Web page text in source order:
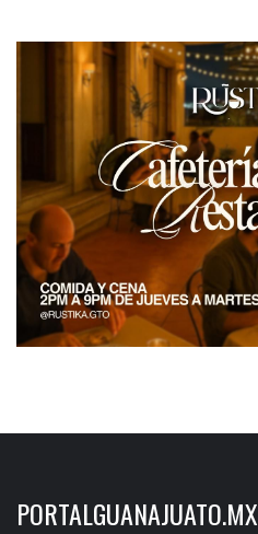
PORTALGUANAJUATO.MX